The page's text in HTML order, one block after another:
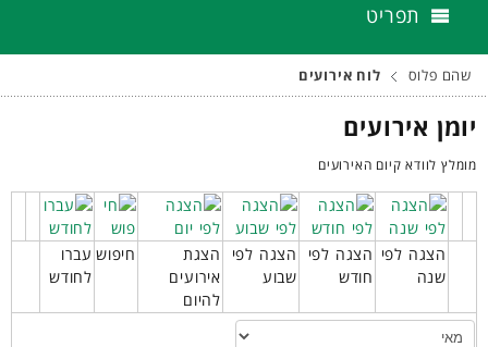
תפריט
שהם פלוס לוח אירועים
יומן אירועים
מומלץ לוודא קיום האירועים
הצגה לפי
שנה
הצגה לפי
חודש
הצגה לפי
שבוע
הצגת
אירועים
להיום
חיפוש עברו
לחודש